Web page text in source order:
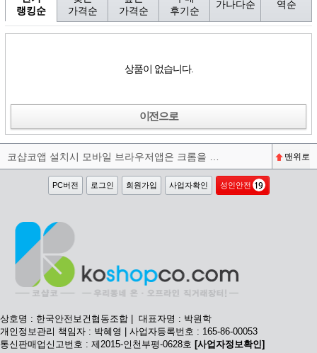
랭킹순
가격순
가격순
후기순
가나다순 역순
상품이 없습니다.
이전으로
맨위로
PC버전 로그인 회원가입 사업자확인 성인안전
상호명 : 한국안전보건협동조합 | 대표자명 : 박원학
개인정보관리 책임자 : 박혜영 | 사업자등록번호 : 165-86-00053
통신판매업신고번호 : 제2015-인천부평-0628호 [사업자정보확인]